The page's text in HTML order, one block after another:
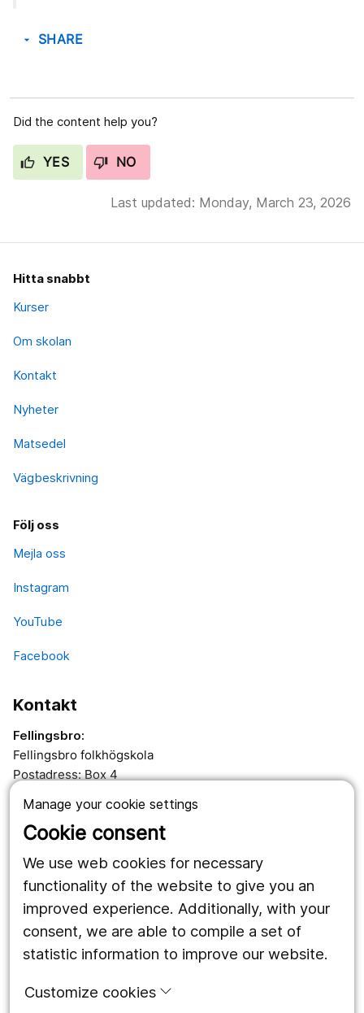
Manage your cookie settings
Cookie consent
We use web cookies for necessary
functionality of the website to give you an
improved experience. Additionally, with your
consent, we are able to compile a set of
statistic information to improve our website.
Customize cookies
arrow_drop_down SHARE
Did the content help you?
YES NO
Last updated: Monday, March 23, 2026
Hitta snabbt
Kurser
Om skolan
Kontakt
Nyheter
Matsedel
Vägbeskrivning
Följ oss
Mejla oss
Instagram
YouTube
Facebook
Kontakt
Fellingsbro:
Fellingsbro folkhögskola
Postadress: Box 4
Telefon: 0581-891 00
Fellingsbro folkhögskola
Klerkgatan 16